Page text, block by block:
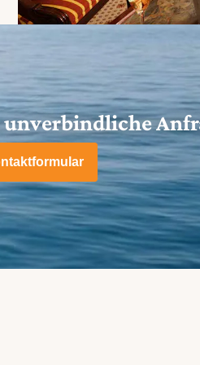
unverbindliche